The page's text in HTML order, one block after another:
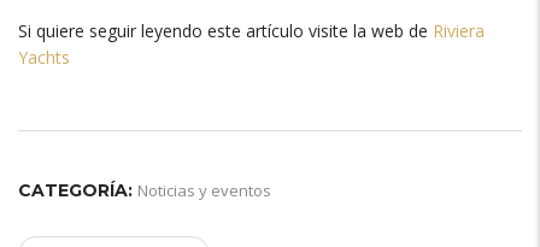
Si quiere seguir leyendo este artículo visite la web de Riviera
Yachts
CATEGORÍA: Noticias y eventos